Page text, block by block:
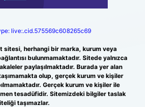
live:.cid.575569c608265c69
sitesi, herhangi bir marka, kurum veya
bulunmamaktadır. Sitede yalnızca
paylaşılmaktadır. Burada yer alan
olup, gerçek kurum ve kişiler
Gerçek kurum ve kişiler ile
tesadüfidir. Sitemizdeki bilgiler taslak
taşımazlar.